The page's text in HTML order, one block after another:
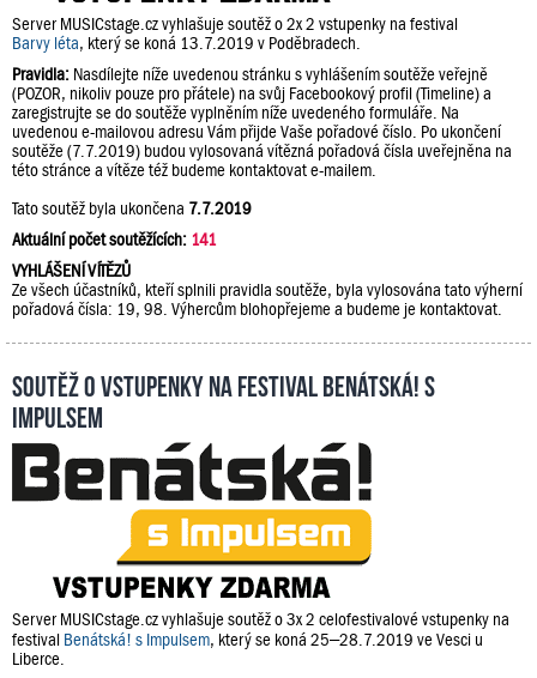
Server MUSICstage.cz vyhlašuje soutěž o 2x 2 vstupenky na festival
Barvy léta, který se koná 13.7.2019 v Poděbradech.
Pravidla: Nasdílejte níže uvedenou stránku s vyhlášením soutěže veřejně
(POZOR, nikoliv pouze pro přátele) na svůj Facebookový profil (Timeline) a
zaregistrujte se do soutěže vyplněním níže uvedeného formuláře. Na
uvedenou e-mailovou adresu Vám přijde Vaše pořadové číslo. Po ukončení
soutěže (7.7.2019) budou vylosovaná vítězná pořadová čísla uveřejněna na
této stránce a vítěze též budeme kontaktovat e-mailem.
Tato soutěž byla ukončena 7.7.2019
Aktuální počet soutěžících: 141
VYHLÁŠENÍ VÍTĚZŮ
Ze všech účastníků, kteří splnili pravidla soutěže, byla vylosována tato výherní
pořadová čísla: 19, 98. Výhercům blohopřejeme a budeme je kontaktovat.
Soutěž o vstupenky na festival Benátská! s
Impulsem
Server MUSICstage.cz vyhlašuje soutěž o 3x 2 celofestivalové vstupenky na
festival Benátská! s Impulsem, který se koná 25–28.7.2019 ve Vesci u
Liberce.